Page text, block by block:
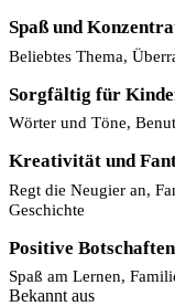
Spaß und
Beliebtes Thema,
Sorgfältig für
Wörter und Töne,
Kreativität und
Regt die Neugier an,
Geschichte
Positive Botschaften
Spaß am Lernen,
Bekannt aus